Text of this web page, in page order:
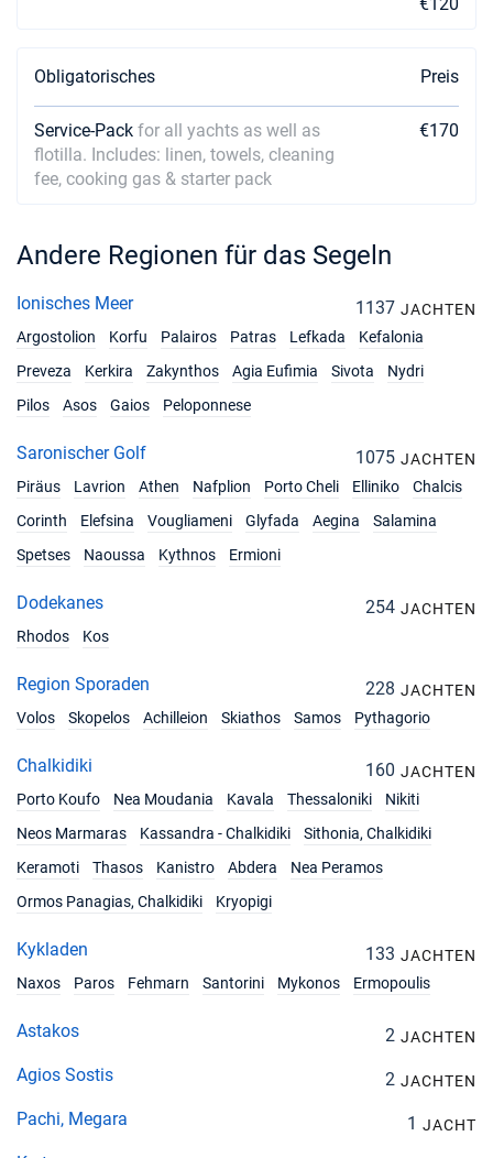
Obligatorisches Preis
Service-Pack for all yachts as well as
flotilla. Includes: linen, towels, cleaning
fee, cooking gas & starter pack
€170
Andere Regionen für das Segeln
Ionisches Meer 1137 JACHTEN
Argostolion
Korfu Palairos Patras Lefkada
Kefalonia
Preveza
Kerkira Zakynthos Agia Eufimia Sivota
Nydri
Pilos
Asos Gaios Peloponnese
Saronischer Golf 1075 JACHTEN
Piräus
Lavrion Athen Nafplion Porto Cheli Elliniko
Chalcis
Corinth
Elefsina Vougliameni Glyfada Aegina
Salamina
Spetses
Naoussa Kythnos Ermioni
Dodekanes 254 JACHTEN
Rhodos
Kos
Region Sporaden 228 JACHTEN
Volos
Skopelos Achilleion Skiathos Samos Pythagorio
Chalkidiki 160 JACHTEN
Porto Koufo
Nea Moudania Kavala Thessaloniki
Nikiti
Neos Marmaras
Kassandra - Chalkidiki
Sithonia, Chalkidiki
Keramoti
Thasos Kanistro Abdera
Nea Peramos
Ormos Panagias, Chalkidiki
Kryopigi
Kykladen 133 JACHTEN
Naxos
Paros Fehmarn Santorini Mykonos Ermopoulis
Astakos 2 JACHTEN
Agios Sostis 2 JACHTEN
Pachi, Megara 1 JACHT